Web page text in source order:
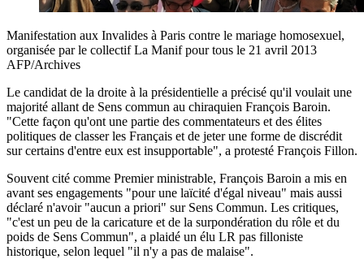
Manifestation aux Invalides à Paris contre le mariage homosexuel,
organisée par le collectif La Manif pour tous le 21 avril 2013
AFP/Archives
Le candidat de la droite à la présidentielle a précisé qu'il voulait une
majorité allant de Sens commun au chiraquien François Baroin.
"Cette façon qu'ont une partie des commentateurs et des élites
politiques de classer les Français et de jeter une forme de discrédit
sur certains d'entre eux est insupportable", a protesté François Fillon.
Souvent cité comme Premier ministrable, François Baroin a mis en
avant ses engagements "pour une laïcité d'égal niveau" mais aussi
déclaré n'avoir "aucun a priori" sur Sens Commun. Les critiques,
"c'est un peu de la caricature et de la surpondération du rôle et du
poids de Sens Commun", a plaidé un élu LR pas filloniste
historique, selon lequel "il n'y a pas de malaise".